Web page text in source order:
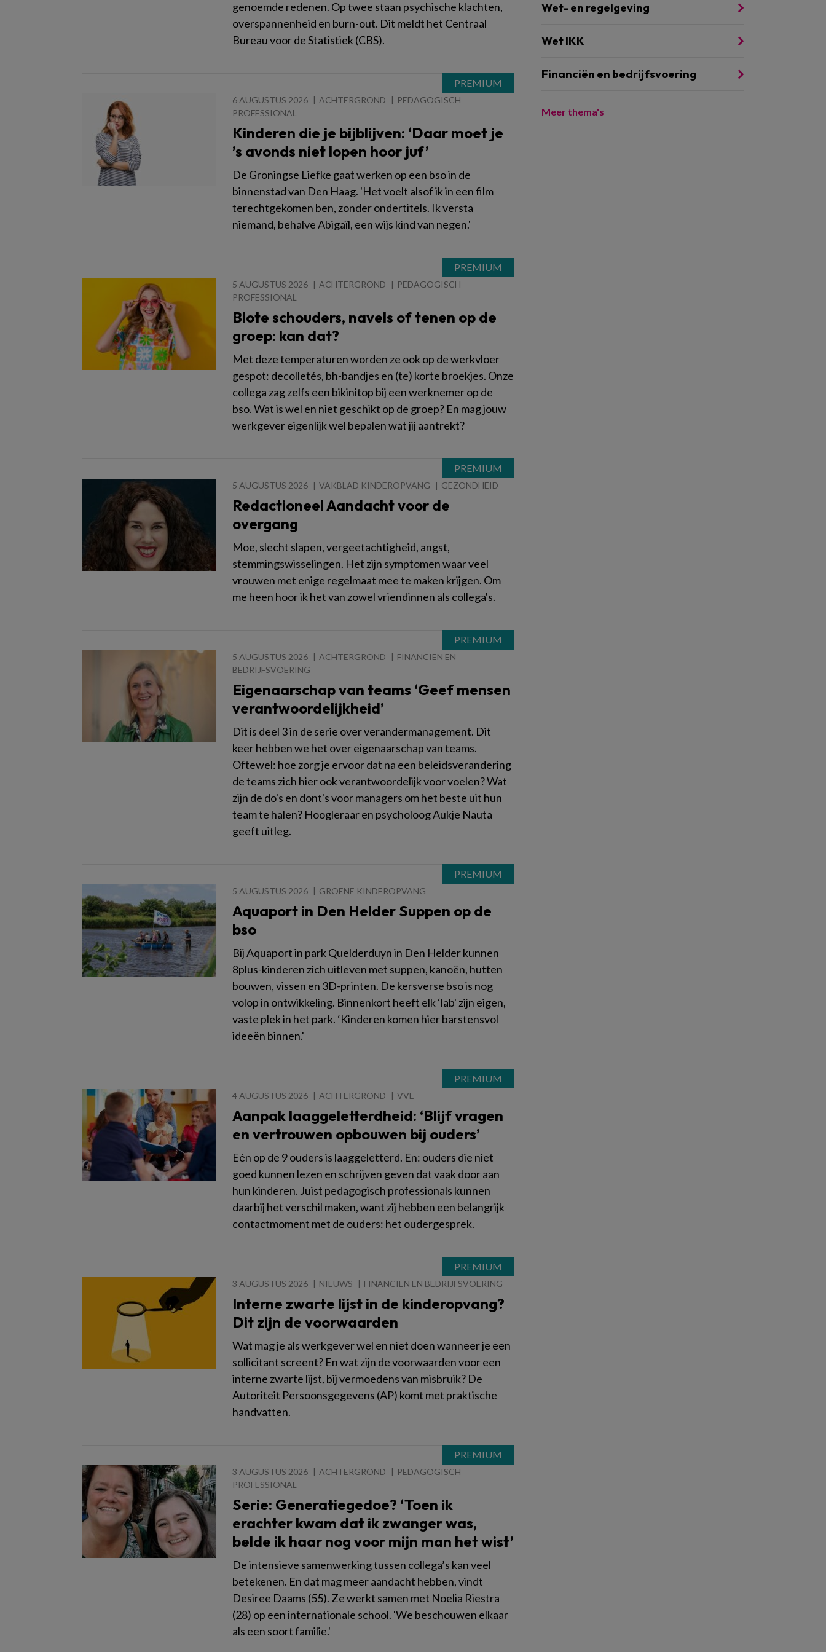
genoemde redenen. Op twee staan psychische klachten,
overspannenheid en burn-out. Dit meldt het Centraal
Bureau voor de Statistiek (CBS).
6 AUGUSTUS 2026 ACHTERGROND
PEDAGOGISCH
PROFESSIONAL
Kinderen die je bijblijven: ‘Daar moet je
’s avonds niet lopen hoor juf’
De Groningse Liefke gaat werken op een bso in de
binnenstad van Den Haag. 'Het voelt alsof ik in een film
terechtgekomen ben, zonder ondertitels. Ik versta
niemand, behalve Abigaïl, een wijs kind van negen.'
5 AUGUSTUS 2026 ACHTERGROND
PEDAGOGISCH
PROFESSIONAL
Blote schouders, navels of tenen op de
groep: kan dat?
Met deze temperaturen worden ze ook op de werkvloer
gespot: decolletés, bh-bandjes en (te) korte broekjes. Onze
collega zag zelfs een bikinitop bij een werknemer op de
bso. Wat is wel en niet geschikt op de groep? En mag jouw
werkgever eigenlijk wel bepalen wat jij aantrekt?
5 AUGUSTUS 2026 VAKBLAD KINDEROPVANG GEZONDHEID
Redactioneel Aandacht voor de
overgang
Moe, slecht slapen, vergeetachtigheid, angst,
stemmingswisselingen. Het zijn symptomen waar veel
vrouwen met enige regelmaat mee te maken krijgen. Om
me heen hoor ik het van zowel vriendinnen als collega's.
5 AUGUSTUS 2026 ACHTERGROND
FINANCIËN EN
BEDRIJFSVOERING
Eigenaarschap van teams ‘Geef mensen
verantwoordelijkheid’
Dit is deel 3 in de serie over verandermanagement. Dit
keer hebben we het over eigenaarschap van teams.
Oftewel: hoe zorg je ervoor dat na een beleidsverandering
de teams zich hier ook verantwoordelijk voor voelen? Wat
zijn de do's en dont's voor managers om het beste uit hun
team te halen? Hoogleraar en psycholoog Aukje Nauta
geeft uitleg.
5 AUGUSTUS 2026 GROENE KINDEROPVANG
Aquaport in Den Helder Suppen op de
bso
Bij Aquaport in park Quelderduyn in Den Helder kunnen
8plus-kinderen zich uitleven met suppen, kanoën, hutten
bouwen, vissen en 3D-printen. De kersverse bso is nog
volop in ontwikkeling. Binnenkort heeft elk ‘lab' zijn eigen,
vaste plek in het park. ‘Kinderen komen hier barstensvol
ideeën binnen.'
4 AUGUSTUS 2026 ACHTERGROND VVE
Aanpak laaggeletterdheid: ‘Blijf vragen
en vertrouwen opbouwen bij ouders’
Eén op de 9 ouders is laaggeletterd. En: ouders die niet
goed kunnen lezen en schrijven geven dat vaak door aan
hun kinderen. Juist pedagogisch professionals kunnen
daarbij het verschil maken, want zij hebben een belangrijk
contactmoment met de ouders: het oudergesprek.
3 AUGUSTUS 2026 NIEUWS FINANCIËN EN BEDRIJFSVOERING
Interne zwarte lijst in de kinderopvang?
Dit zijn de voorwaarden
Wat mag je als werkgever wel en niet doen wanneer je een
sollicitant screent? En wat zijn de voorwaarden voor een
interne zwarte lijst, bij vermoedens van misbruik? De
Autoriteit Persoonsgegevens (AP) komt met praktische
handvatten.
3 AUGUSTUS 2026 ACHTERGROND
PEDAGOGISCH
PROFESSIONAL
Serie: Generatiegedoe? ‘Toen ik
erachter kwam dat ik zwanger was,
belde ik haar nog voor mijn man het wist’
De intensieve samenwerking tussen collega’s kan veel
betekenen. En dat mag meer aandacht hebben, vindt
Desiree Daams (55). Ze werkt samen met Noelia Riestra
(28) op een internationale school. 'We beschouwen elkaar
als een soort familie.'
Wet- en regelgeving
Wet IKK
Financiën en bedrijfsvoering
Meer thema's